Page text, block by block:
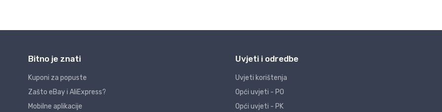
Bitno je znati
Kuponi za popuste
Zašto eBay i AliExpress?
Mobilne aplikacije
Uvjeti i odredbe
Uvjeti korištenja
Opći uvjeti - PO
Opći uvjeti - PK